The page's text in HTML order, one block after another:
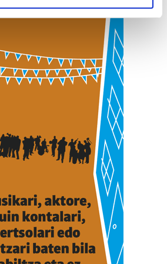
(fingerprinting)
how your personal data is processed
in the
details section
zure datu pertsonalak
IP zenbakia, besteak beste,
adibidez, iragarki eta eduki
iragarkiak eta edukia
informazioa biltzeko eta
Zure datuak nork eta zertarako
dezakezu.
baimenik eskatzen, eta beren
babesten dira. Ikusi gure
beren ustez zein helburutarako
eta horren aurka nola egin